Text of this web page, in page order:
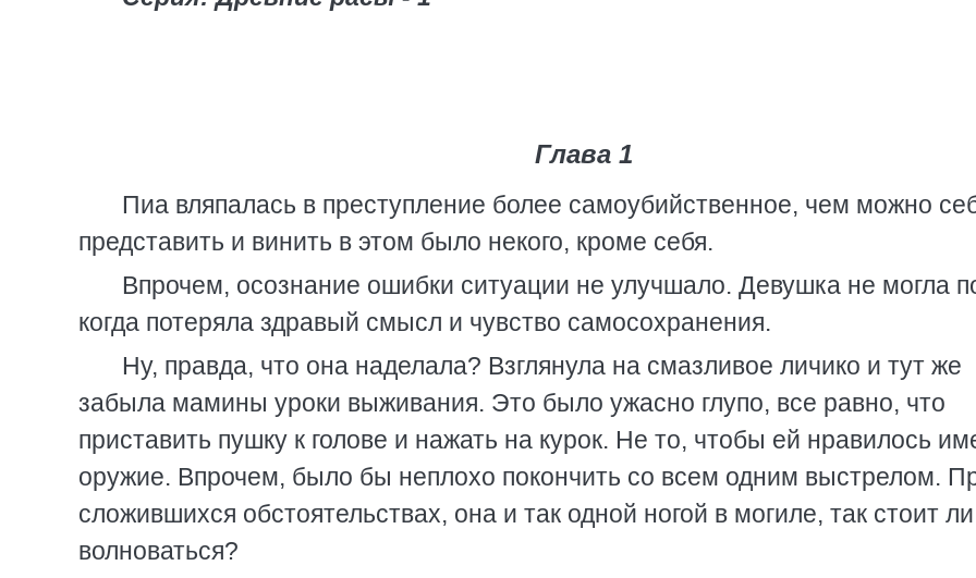
Глава 1
Пиа вляпалась в преступление более самоубийственное, чем можно
представить и винить в этом было некого, кроме себя.
Впрочем, осознание ошибки ситуации не улучшало. Девушка не могла
когда потеряла здравый смысл и чувство самосохранения.
Ну, правда, что она наделала? Взглянула на смазливое личико и тут же
забыла мамины уроки выживания. Это было ужасно глупо, все равно, что
приставить пушку к голове и нажать на курок. Не то, чтобы ей нравилось
оружие. Впрочем, было бы неплохо покончить со всем одним выстрелом.
сложившихся обстоятельствах, она и так одной ногой в могиле, так стоит ли
волноваться?